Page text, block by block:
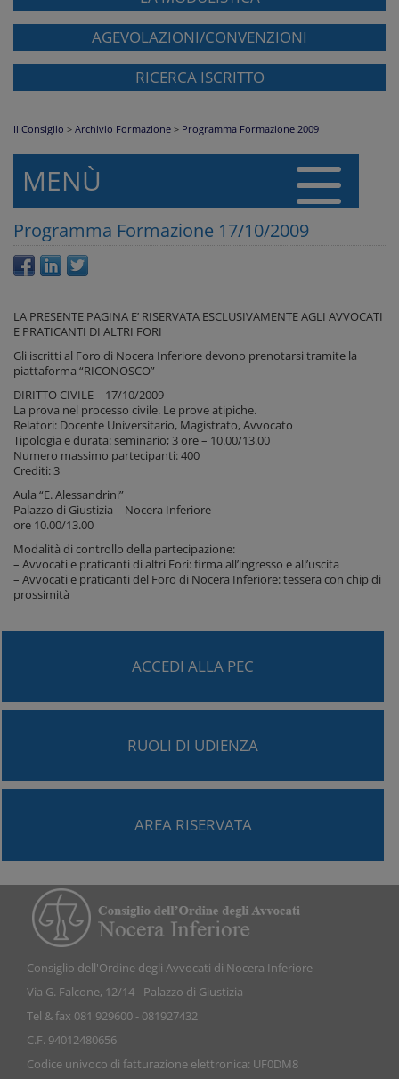
AGEVOLAZIONI/CONVENZIONI
RICERCA ISCRITTO
Il Consiglio > Archivio Formazione > Programma Formazione 2009
MENÙ
Programma Formazione 17/10/2009
LA PRESENTE PAGINA E’ RISERVATA ESCLUSIVAMENTE AGLI AVVOCATI
E PRATICANTI DI ALTRI FORI
Gli iscritti al Foro di Nocera Inferiore devono prenotarsi tramite la
piattaforma “RICONOSCO”
DIRITTO CIVILE – 17/10/2009
La prova nel processo civile. Le prove atipiche.
Relatori: Docente Universitario, Magistrato, Avvocato
Tipologia e durata: seminario; 3 ore – 10.00/13.00
Numero massimo partecipanti: 400
Crediti: 3
Aula “E. Alessandrini”
Palazzo di Giustizia – Nocera Inferiore
ore 10.00/13.00
Modalità di controllo della partecipazione:
– Avvocati e praticanti di altri Fori: firma all’ingresso e all’uscita
– Avvocati e praticanti del Foro di Nocera Inferiore: tessera con chip di
prossimità
ACCEDI ALLA PEC
RUOLI DI UDIENZA
AREA RISERVATA
Consiglio dell'Ordine degli Avvocati di Nocera Inferiore
Via G. Falcone, 12/14 - Palazzo di Giustizia
Tel & fax 081 929600 - 081927432
C.F. 94012480656
Codice univoco di fatturazione elettronica: UF0DM8